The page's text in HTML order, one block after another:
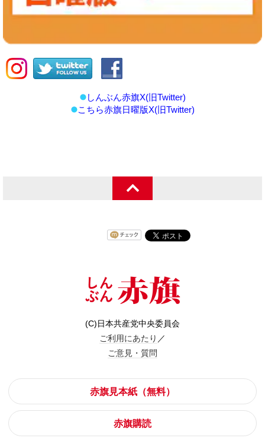
しんぶん赤旗X(旧Twitter)
こちら赤旗日曜版X(旧Twitter)
(C)日本共産党中央委員会
ご利用にあたり ／
ご意見・質問
赤旗見本紙（無料）
赤旗購読